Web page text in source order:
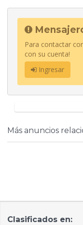
Para contactar
con su cuenta!
Ingresar
Más anuncios
Clasificados en: